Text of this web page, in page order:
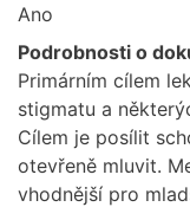
Ano
Podrobnosti o
Primárním cílem
stigmatu a
Cílem je posílit
otevřeně mluvit.
vhodnější pro